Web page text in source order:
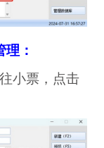
：
小票，点击